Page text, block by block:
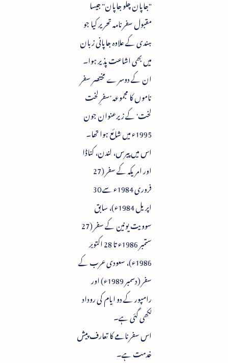
"جاپان چلو جاپان" جیسا
مقبول سفرنامہ تحریر کیا جو
ہندی کے علاوہ جاپانی زبان
میں بھی اشاعت پذیر ہوا۔
ان کے دوسرے مختصر سفر
ناموں کا مجموعہ 'سفرِ لخت
لخت' کے زیرعنوان جون
1995ء میں شائع ہوا تھا۔
اس میں پیرس، لندن، کناڈا
اور امریکہ کے سفر (27
فروری 1984ء سے 30
اپریل 1984ء)، سابق
سوویت یونین کے سفر (27
ستمبر 1986ء تا 28 اکتوبر
1986ء)، سعودی عرب کے
سفر (دسمبر 1989ء) اور
رامپور کے دو ایام کی روداد
لکھی گئی ہے۔
اس سفرنامے کا تعارف پیش
خدمت ہے۔